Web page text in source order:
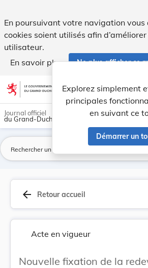
En poursuivant votre navigation vous
cookies soient utilisés afin
utilisateur.
En savoir plus
Ne plus afficher ce
Aller au contenu account_circle help
Explorez simplement
principales
en suivant ce
Démarrer un
Journal officiel
du Grand-Duché de Luxembourg
arrow_back Retour accueil
Acte en vigueur
Nouvelle fixation de la